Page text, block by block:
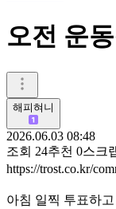
오전 운
해피혀니
2026.06.03 08:48
조회 24추천 0스크
https://trost.co.kr/
아침 일찍 투표하